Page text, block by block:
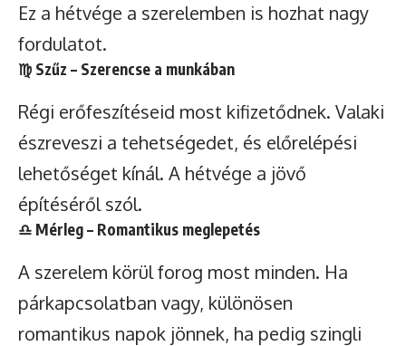
Ez a hétvége a szerelemben is hozhat nagy
fordulatot.
♍ Szűz – Szerencse a munkában
Régi erőfeszítéseid most kifizetődnek. Valaki
észreveszi a tehetségedet, és előrelépési
lehetőséget kínál. A hétvége a jövő
építéséről szól.
♎ Mérleg– Romantikus meglepetés
A szerelem körül forog most minden. Ha
párkapcsolatban vagy, különösen
romantikus napok jönnek, ha pedig szingli